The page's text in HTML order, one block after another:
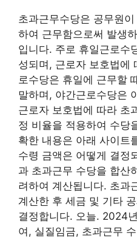
초과근무수당은 공무원
하여 근무함으로써 발생
입니다. 주로 휴일근로수
성되며, 근로자 보호법에
로수당은 휴일에 근무할
말하며, 야간근로수당은
근로자 보호법에 따라 초
정 비율을 적용하여 수당
확한 내용은 아래 사이트
수령 금액은 어떻게 결정
과 초과근무 수당을 합산
려하여 계산됩니다. 초과
계산한 후 세금 및 기타
결정합니다. 오늘. 2024
여, 실질임금, 초과근무